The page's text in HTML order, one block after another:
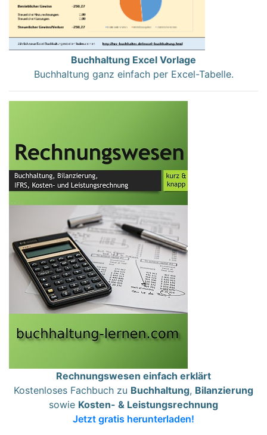
Buchhaltung Excel Vorlage
Buchhaltung ganz einfach per Excel-Tabelle.
Rechnungswesen einfach erklärt
Kostenloses Fachbuch zu Buchhaltung, Bilanzierung
sowie Kosten- & Leistungsrechnung
Jetzt gratis herunterladen!